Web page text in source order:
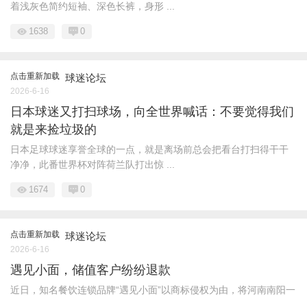
着浅灰色简约短袖、深色长裤，身形 ...
1638 0
点击重新加载 球迷论坛
2026-6-16
日本球迷又打扫球场，向全世界喊话：不要觉得我们
就是来捡垃圾的
日本足球球迷享誉全球的一点，就是离场前总会把看台打扫得干干
净净，此番世界杯对阵荷兰队打出惊 ...
1674 0
点击重新加载 球迷论坛
2026-6-16
遇见小面，储值客户纷纷退款
近日，知名餐饮连锁品牌“遇见小面”以商标侵权为由，将河南南阳一